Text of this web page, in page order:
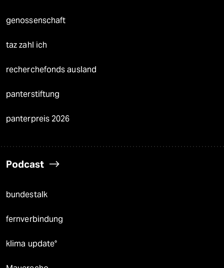
genossenschaft
taz zahl ich
recherchefonds ausland
panterstiftung
panterpreis 2026
Podcast
bundestalk
fernverbindung
klima update°